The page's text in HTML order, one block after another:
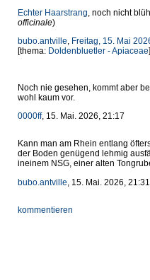
Echter Haarstrang , noch nicht
officinale)
bubo.antville, Freitag, 15. Mai
[thema: Doldenbluetler - Apiaceae]
Noch nie gesehen, kommt aber
wohl kaum vor.
0000ff, 15. Mai. 2026, 21:17
Kann man am Rhein entlang
der Boden genügend lehmig
ineinem NSG, einer alten
bubo.antville , 15. Mai. 2026, 21:31
kommentieren